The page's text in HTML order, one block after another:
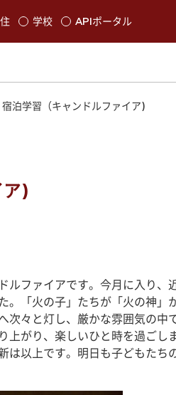
す 学校 APIポータル
宿泊学習（キャンドルファイア)
)
ファイアです。今月に入り、
。「火の子」たちが「火の神
次々と灯し、厳かな雰囲気の
上がり、楽しいひと時を過ご
以上です。明日も子どもたち